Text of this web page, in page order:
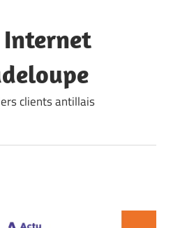
Internet
clients antillais